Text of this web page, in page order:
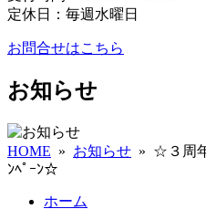
定休日：毎週水曜日
お問合せはこちら
お知らせ
HOME » お知らせ » ☆３周
ﾝﾍﾟｰﾝ☆
ホーム